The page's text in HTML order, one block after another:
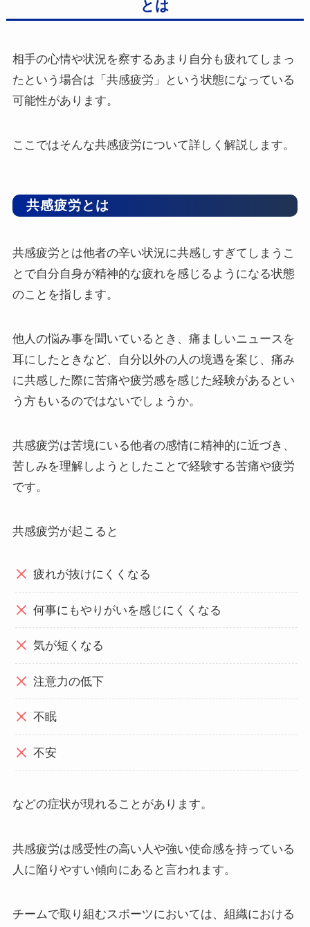
とは
相手の心情や状況を察するあまり自分も疲れてしまっ
たという場合は「共感疲労」という状態になっている
可能性があります。
ここではそんな共感疲労について詳しく解説します。
共感疲労とは
共感疲労とは他者の辛い状況に共感しすぎてしまうこ
とで自分自身が精神的な疲れを感じるようになる状態
のことを指します。
他人の悩み事を聞いているとき、痛ましいニュースを
耳にしたときなど、自分以外の人の境遇を案じ、痛み
に共感した際に苦痛や疲労感を感じた経験があるとい
う方もいるのではないでしょうか。
共感疲労は苦境にいる他者の感情に精神的に近づき、
苦しみを理解しようとしたことで経験する苦痛や疲労
です。
共感疲労が起こると
疲れが抜けにくくなる
何事にもやりがいを感じにくくなる
気が短くなる
注意力の低下
不眠
不安
などの症状が現れることがあります。
共感疲労は感受性の高い人や強い使命感を持っている
人に陥りやすい傾向にあると言われます。
チームで取り組むスポーツにおいては、組織における